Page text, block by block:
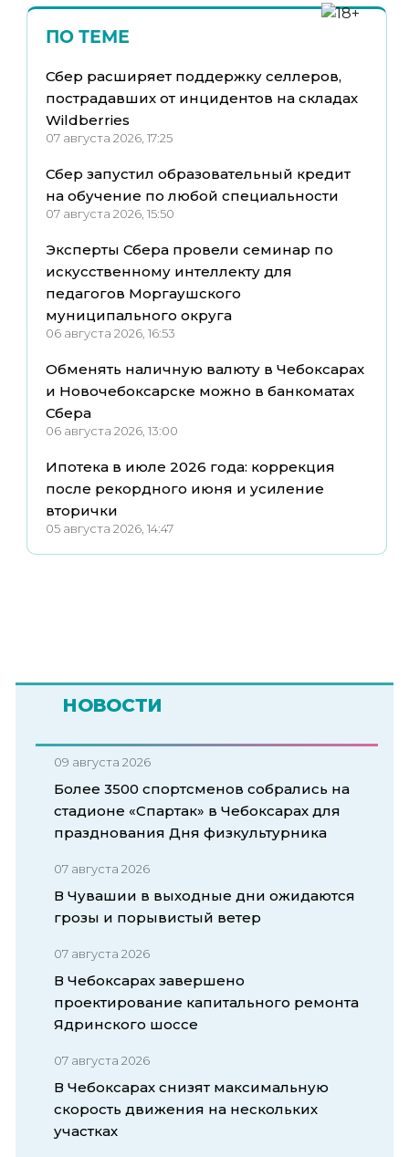
ПО ТЕМЕ
Сбер расширяет поддержку селлеров,
пострадавших от инцидентов на складах
Wildberries
07 августа 2026, 17:25
Сбер запустил образовательный кредит
на обучение по любой специальности
07 августа 2026, 15:50
Эксперты Сбера провели семинар по
искусственному интеллекту для
педагогов Моргаушского
муниципального округа
06 августа 2026, 16:53
Обменять наличную валюту в Чебоксарах
и Новочебоксарске можно в банкоматах
Сбера
06 августа 2026, 13:00
Ипотека в июле 2026 года: коррекция
после рекордного июня и усиление
вторички
05 августа 2026, 14:47
НОВОСТИ
09 августа 2026
Более 3500 спортсменов собрались на
стадионе «Спартак» в Чебоксарах для
празднования Дня физкультурника
07 августа 2026
В Чувашии в выходные дни ожидаются
грозы и порывистый ветер
07 августа 2026
В Чебоксарах завершено
проектирование капитального ремонта
Ядринского шоссе
07 августа 2026
В Чебоксарах снизят максимальную
скорость движения на нескольких
участках